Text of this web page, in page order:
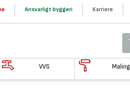
Ansvarligt byggeri Karriere
VVS Maling